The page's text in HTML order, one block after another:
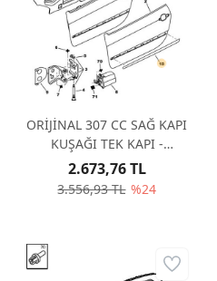
ORİJİNAL 307 CC SAĞ KAPI
KUŞAĞI TEK KAPI -
BOYANIR 8545W7
3.556,93 TL %24
2.673,76 TL